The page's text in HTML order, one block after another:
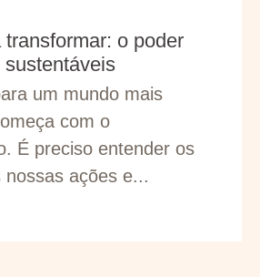
transformar: o poder
um mundo mais
com o
É preciso entender os
nossas ações e...